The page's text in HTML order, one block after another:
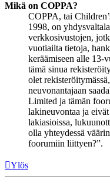
Mikä on COPPA?
COPPA, tai
1998, on
verkkosivustojen,
vuotiailta tietoja,
keräämiseen alle 13-
tämä sinua
olet
neuvonantajaan
Limited ja tämän
lakineuvontaa ja
lakiasioissa,
olla yhteydessä
foorumiin liittyen?”.
Ylös